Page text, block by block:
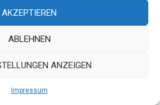
AKZEPTIEREN
ABLEHNEN
ANZEIGEN
Impressum